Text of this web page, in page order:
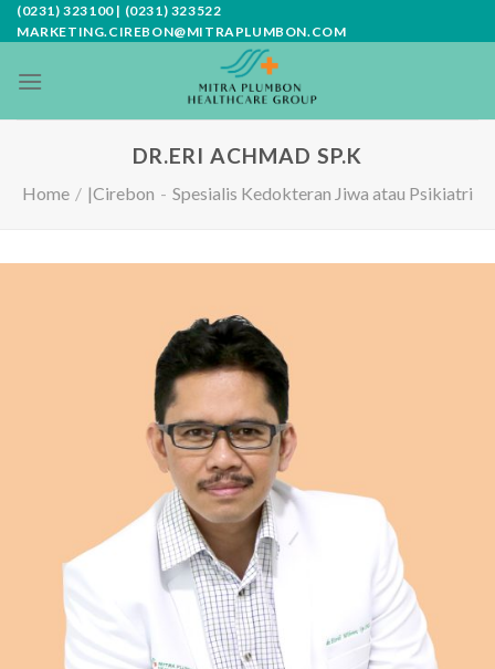
Skip
to
(0231) 323100 | (0231) 323522
MARKETING.CIREBON@MITRAPLUMBON.COM
DR.ERI ACHMAD SP.K
Home / |Cirebon - Spesialis Kedokteran Jiwa atau Psikiatri